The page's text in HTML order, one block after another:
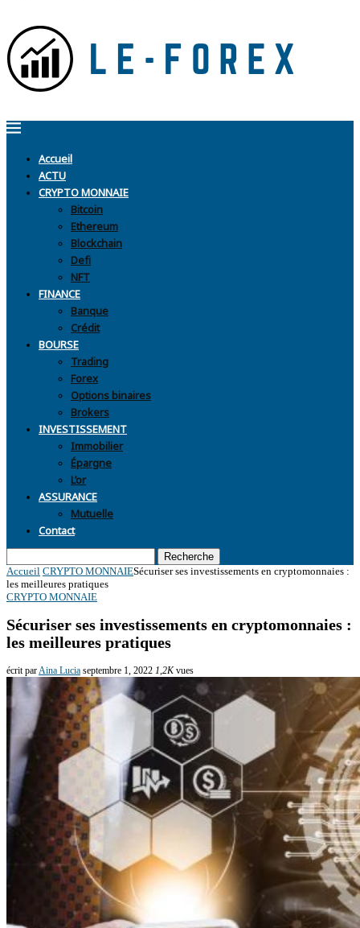
Accueil
ACTU
CRYPTO MONNAIE
Bitcoin
Ethereum
Blockchain
Defi
NFT
FINANCE
Banque
Crédit
BOURSE
Trading
Forex
Options binaires
Brokers
INVESTISSEMENT
Immobilier
Épargne
L’or
ASSURANCE
Mutuelle
Contact
Recherche
Accueil CRYPTO MONNAIESécuriser ses investissements en cryptomonnaies :
les meilleures pratiques
CRYPTO MONNAIE
Sécuriser ses investissements en cryptomonnaies :
les meilleures pratiques
écrit parAina Lucia septembre 1, 2022 1,2Kvues